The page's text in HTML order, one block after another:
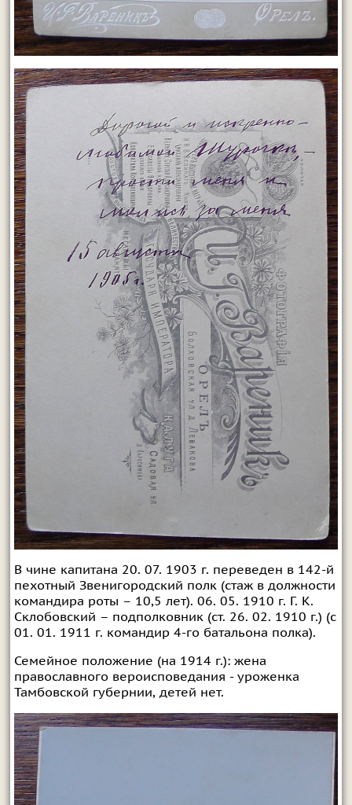
В чине капитана 20. 07. 1903 г. переведен в 142-й
пехотный Звенигородский полк (стаж в должности
командира роты – 10,5 лет). 06. 05. 1910 г. Г. К.
Склобовский – подполковник (ст. 26. 02. 1910 г.) (с
01. 01. 1911 г. командир 4-го батальона полка).
Семейное положение (на 1914 г.): жена
православного вероисповедания - уроженка
Тамбовской губернии, детей нет.